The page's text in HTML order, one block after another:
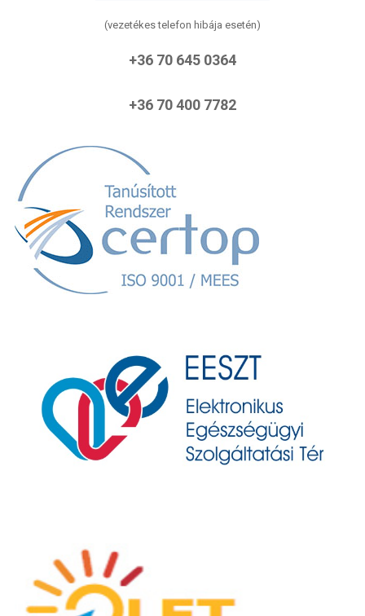
(vezetékes telefon hibája esetén)
+36 70 645 0364
+36 70 400 7782